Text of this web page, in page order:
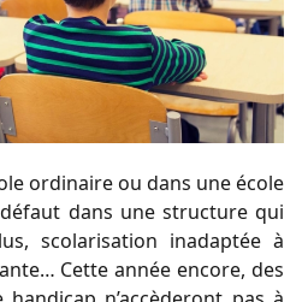
ordinaire ou dans une école
dans une structure qui
scolarisation inadaptée à
Cette année encore, des